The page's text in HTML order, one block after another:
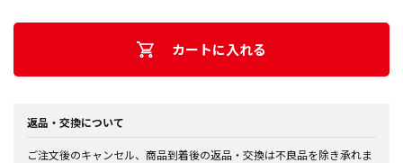
カートに入れる
返品・交換について
ご注文後のキャンセル、商品到着後の返品・交換は不良品を除き承れま